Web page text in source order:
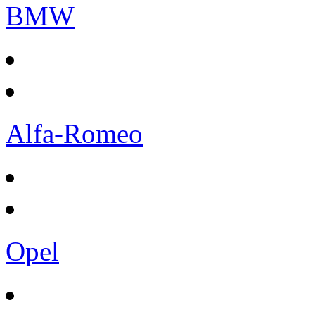
BMW
Alfa-Romeo
Opel